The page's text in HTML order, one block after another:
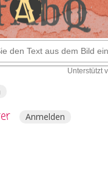
Anmelden